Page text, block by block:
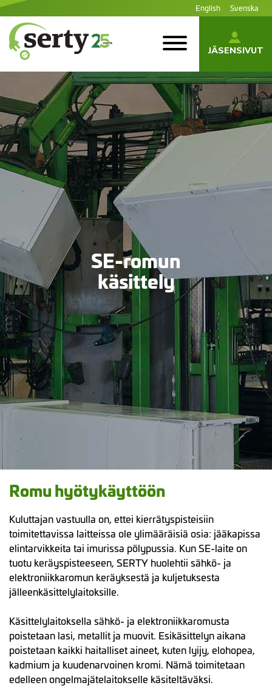
Siirry
sisältöön
English Svenska
SERTY | SER-
tuottajayhteisö
JÄSENSIVUT
SE-romun
käsittely
Romu hyötykäyttöön
Kuluttajan vastuulla on, ettei kierrätyspisteisiin
toimitettavissa laitteissa ole ylimääräisiä osia: jääkapissa
elintarvikkeita tai imurissa pölypussia. Kun SE-laite on
tuotu keräyspisteeseen, SERTY huolehtii sähkö- ja
elektroniikkaromun keräyksestä ja kuljetuksesta
jälleenkäsittelylaitoksille.
Käsittelylaitoksella sähkö- ja elektroniikkaromusta
poistetaan lasi, metallit ja muovit. Esikäsittelyn aikana
poistetaan kaikki haitalliset aineet, kuten lyijy, elohopea,
kadmium ja kuudenarvoinen kromi. Nämä toimitetaan
edelleen ongelmajätelaitokselle käsiteltäväksi.